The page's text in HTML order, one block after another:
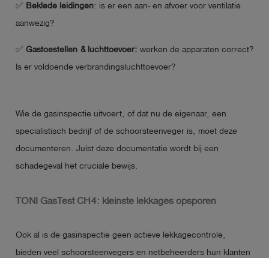
✅ Beklede leidingen: is er een aan- en afvoer voor ventilatie
aanwezig?
✅ Gastoestellen & luchttoevoer: werken de apparaten correct?
Is er voldoende verbrandingsluchttoevoer?
Wie de gasinspectie uitvoert, of dat nu de eigenaar, een
specialistisch bedrijf of de schoorsteenveger is, moet deze
documenteren. Juist deze documentatie wordt bij een
schadegeval het cruciale bewijs.
TONI GasTest CH4: kleinste lekkages opsporen
Ook al is de gasinspectie geen actieve lekkagecontrole,
bieden veel schoorsteenvegers en netbeheerders hun klanten